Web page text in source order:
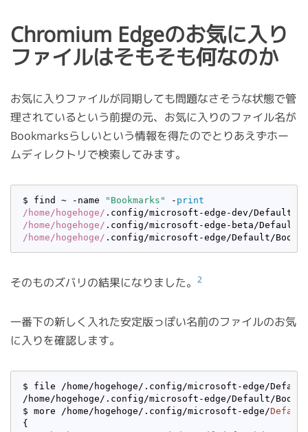
Chromium Edgeのお気に入り
ファイルはそもそも何なのか
お気に入りファイルが同期しても問題なさそうな状態で管
理されているという前提の元、お気に入りのファイル名が
Bookmarksらしいという情報を得たのでとりあえずホー
ムディレクトリで検索してみます。
$ find ~ -name "Bookmarks" - print
/home/hogehoge/
/home/hogehoge/
/home/hogehoge/
そのものズバリの結果になりました。 2
一番下の新しく入れた安定版っぽい名前のファイルのお気
に入りを確認します。
$ file /home/hogehoge/.config/microsoft-edge/Default/
/home/hogehoge/.config/microsoft-edge/Default/
$ more /home/hogehoge/.config/microsoft-edge/Default
{